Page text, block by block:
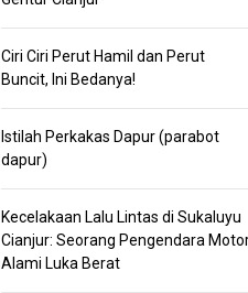
Ciri Ciri Perut Hamil dan Perut
Buncit, Ini Bedanya!
Istilah Perkakas Dapur (parabot
dapur)
Kecelakaan Lalu Lintas di Sukaluyu
Cianjur: Seorang Pengendara
Alami Luka Berat